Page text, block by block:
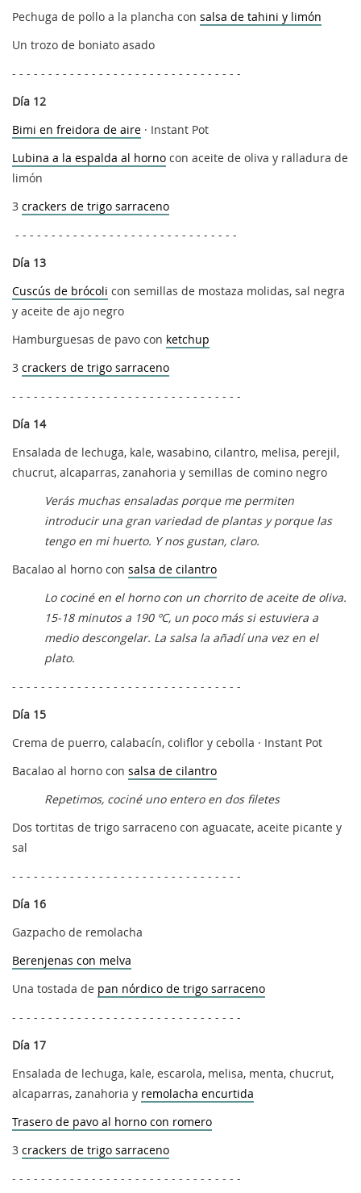
Pechuga de pollo a la plancha con salsa de tahini y limón
Un trozo de boniato asado
- - - - - - - - - - - - - - - - - - - - - - - - - - - - - - - -
Día 12
Bimi en freidora de aire · Instant Pot
Lubina a la espalda al horno con aceite de oliva y ralladura de
limón
3 crackers de trigo sarraceno
- - - - - - - - - - - - - - - - - - - - - - - - - - - - - - -
Día 13
Cuscús de brócoli con semillas de mostaza molidas, sal negra
y aceite de ajo negro
Hamburguesas de pavo con ketchup
3 crackers de trigo sarraceno
- - - - - - - - - - - - - - - - - - - - - - - - - - - - - - - -
Día 14
Ensalada de lechuga, kale, wasabino, cilantro, melisa, perejil,
chucrut, alcaparras, zanahoria y semillas de comino negro
Verás muchas ensaladas porque me permiten
introducir una gran variedad de plantas y porque las
tengo en mi huerto. Y nos gustan, claro.
Bacalao al horno con salsa de cilantro
Lo cociné en el horno con un chorrito de aceite de oliva.
15-18 minutos a 190 ºC, un poco más si estuviera a
medio descongelar. La salsa la añadí una vez en el
plato.
- - - - - - - - - - - - - - - - - - - - - - - - - - - - - - - -
Día 15
Crema de puerro, calabacín, coliflor y cebolla · Instant Pot
Bacalao al horno con salsa de cilantro
Repetimos, cociné uno entero en dos filetes
Dos tortitas de trigo sarraceno con aguacate, aceite picante y
sal
- - - - - - - - - - - - - - - - - - - - - - - - - - - - - - - -
Día 16
Gazpacho de remolacha
Berenjenas con melva
Una tostada de pan nórdico de trigo sarraceno
- - - - - - - - - - - - - - - - - - - - - - - - - - - - - - - -
Día 17
Ensalada de lechuga, kale, escarola, melisa, menta, chucrut,
alcaparras, zanahoria y remolacha encurtida
Trasero de pavo al horno con romero
3 crackers de trigo sarraceno
- - - - - - - - - - - - - - - - - - - - - - - - - - - - - - - -